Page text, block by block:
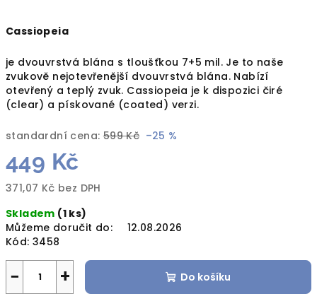
Cassiopeia
je dvouvrstvá blána s tloušťkou 7+5 mil. Je to naše
zvukově nejotevřenější dvouvrstvá blána. Nabízí
otevřený a teplý zvuk. Cassiopeia je k dispozici čiré
(clear) a pískované (coated) verzi.
standardní cena: 599 Kč –25 %
449 Kč
371,07 Kč bez DPH
cena:
Skladem (1 ks)
Můžeme doručit do:
12.08.2026
Kód: 3458
+
− Do košíku